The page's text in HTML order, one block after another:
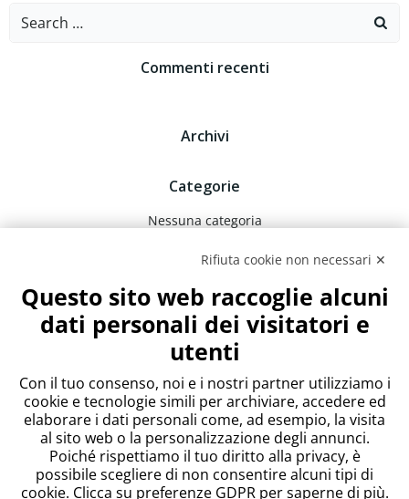
Search
Commenti recenti
Archivi
Categorie
Nessuna categoria
Meta
Accedi
Feed dei contenuti
Feed dei commenti
WordPress.org
Rifiuta cookie non necessari ✕
Questo sito web raccoglie alcuni
dati personali dei visitatori e
utenti
Con il tuo consenso, noi e i nostri partner utilizziamo i
cookie e tecnologie simili per archiviare, accedere ed
elaborare i dati personali come, ad esempio, la visita
al sito web o la personalizzazione degli annunci.
Poiché rispettiamo il tuo diritto alla privacy, è
possibile scegliere di non consentire alcuni tipi di
cookie. Clicca su preferenze GDPR per saperne di più.